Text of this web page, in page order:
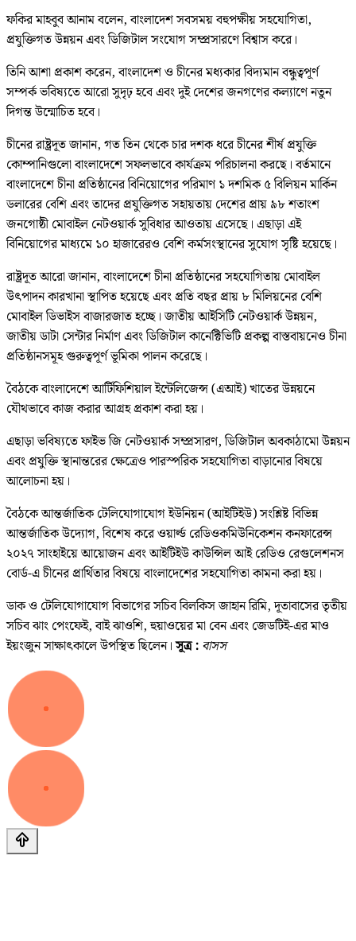
ফকির মাহবুব আনাম বলেন, বাংলাদেশ সবসময় বহুপক্ষীয় সহযোগিতা,
প্রযুক্তিগত উন্নয়ন এবং ডিজিটাল সংযোগ সম্প্রসারণে বিশ্বাস করে।
তিনি আশা প্রকাশ করেন, বাংলাদেশ ও চীনের মধ্যকার বিদ্যমান বন্ধুত্বপূর্ণ
সম্পর্ক ভবিষ্যতে আরো সুদৃঢ় হবে এবং দুই দেশের জনগণের কল্যাণে নতুন
দিগন্ত উন্মোচিত হবে।
চীনের রাষ্ট্রদূত জানান, গত তিন থেকে চার দশক ধরে চীনের শীর্ষ প্রযুক্তি
কোম্পানিগুলো বাংলাদেশে সফলভাবে কার্যক্রম পরিচালনা করছে। বর্তমানে
বাংলাদেশে চীনা প্রতিষ্ঠানের বিনিয়োগের পরিমাণ ১ দশমিক ৫ বিলিয়ন মার্কিন
ডলারের বেশি এবং তাদের প্রযুক্তিগত সহায়তায় দেশের প্রায় ৯৮ শতাংশ
জনগোষ্ঠী মোবাইল নেটওয়ার্ক সুবিধার আওতায় এসেছে। এছাড়া এই
বিনিয়োগের মাধ্যমে ১০ হাজারেরও বেশি কর্মসংস্থানের সুযোগ সৃষ্টি হয়েছে।
রাষ্ট্রদূত আরো জানান, বাংলাদেশে চীনা প্রতিষ্ঠানের সহযোগিতায় মোবাইল
উৎপাদন কারখানা স্থাপিত হয়েছে এবং প্রতি বছর প্রায় ৮ মিলিয়নের বেশি
মোবাইল ডিভাইস বাজারজাত হচ্ছে। জাতীয় আইসিটি নেটওয়ার্ক উন্নয়ন,
জাতীয় ডাটা সেন্টার নির্মাণ এবং ডিজিটাল কানেক্টিভিটি প্রকল্প বাস্তবায়নেও চীনা
প্রতিষ্ঠানসমূহ গুরুত্বপূর্ণ ভূমিকা পালন করেছে।
বৈঠকে বাংলাদেশে আর্টিফিশিয়াল ইন্টেলিজেন্স (এআই) খাতের উন্নয়নে
যৌথভাবে কাজ করার আগ্রহ প্রকাশ করা হয়।
এছাড়া ভবিষ্যতে ফাইভ জি নেটওয়ার্ক সম্প্রসারণ, ডিজিটাল অবকাঠামো উন্নয়ন
এবং প্রযুক্তি স্থানান্তরের ক্ষেত্রেও পারস্পরিক সহযোগিতা বাড়ানোর বিষয়ে
আলোচনা হয়।
বৈঠকে আন্তর্জাতিক টেলিযোগাযোগ ইউনিয়ন (আইটিইউ) সংশ্লিষ্ট বিভিন্ন
আন্তর্জাতিক উদ্যোগ, বিশেষ করে ওয়ার্ল্ড রেডিওকমিউনিকেশন কনফারেন্স
২০২৭ সাংহাইয়ে আয়োজন এবং আইটিইউ কাউন্সিল আই রেডিও রেগুলেশনস
বোর্ড-এ চীনের প্রার্থিতার বিষয়ে বাংলাদেশের সহযোগিতা কামনা করা হয়।
ডাক ও টেলিযোগাযোগ বিভাগের সচিব বিলকিস জাহান রিমি, দূতাবাসের তৃতীয়
সচিব ঝাং পেংফেই, বাই ঝাওশি, হুয়াওয়ের মা বেন এবং জেডটিই-এর মাও
ইয়ংজুন সাক্ষাৎকালে উপস্থিত ছিলেন।সূত্র : বাসস